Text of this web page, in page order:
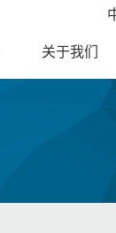
关于我们